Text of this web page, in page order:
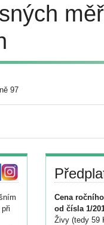
97
Cena
od čísla 1/
Živy (tedy 59